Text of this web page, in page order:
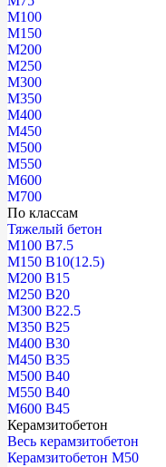
М100
М150
М200
М250
М300
М350
М400
М450
М500
М550
М600
М700
По классам
Тяжелый бетон
М100 В7.5
М150 В10(12.5)
М200 В15
М250 В20
М300 В22.5
М350 В25
М400 В30
М450 В35
М500 В40
М550 В40
М600 В45
Керамзитобетон
Весь керамзитобетон
Керамзитобетон М50